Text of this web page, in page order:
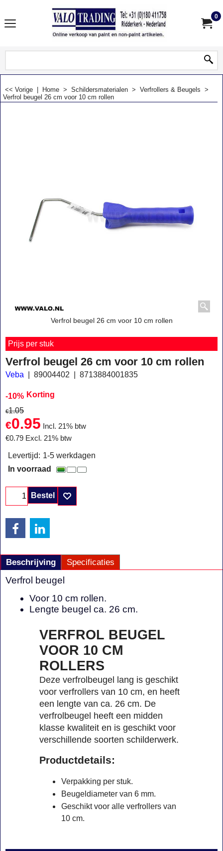
0
<< Vorige Home > Schildersmaterialen > Verfrollers & Beugels >
Verfrol beugel 26 cm voor 10 cm rollen
Verfrol beugel 26 cm voor 10 cm rollen
Prijs per stuk
Verfrol beugel 26 cm voor 10 cm rollen
Veba 89004402 8713884001835
-10% Korting
€1.05
€0.95
Incl. 21% btw
€0.79 Excl. 21% btw
Levertijd: 1-5 werkdagen
In voorraad
Bestel
Beschrijving Specificaties
Verfrol beugel
Voor 10 cm rollen.
Lengte beugel ca. 26 cm.
VERFROL BEUGEL
VOOR 10 CM
ROLLERS
Deze verfrolbeugel lang is geschikt
voor verfrollers van 10 cm, en heeft
een lengte van ca. 26 cm. De
verfrolbeugel heeft een midden
klasse kwaliteit en is geschikt voor
verschillende soorten schilderwerk.
Prod uctdetails:
Verpakking per stuk.
Beugeldiameter van 6 mm.
Geschikt voor alle verfrollers van
10 cm.